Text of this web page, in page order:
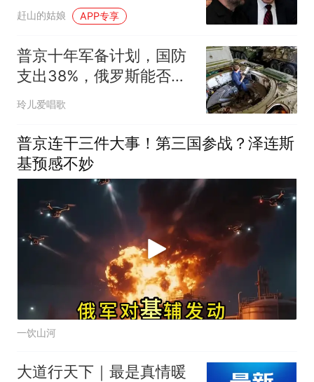
令必须搞好对华关系
赶山的姑娘 APP专享
普京十年军备计划，国防
支出38%，俄罗斯能否重
回常态
玲儿爱唱歌
普京连干三件大事！第三国参战？泽连斯
基预感不妙
一饮山河
大道行天下｜最是真情暖